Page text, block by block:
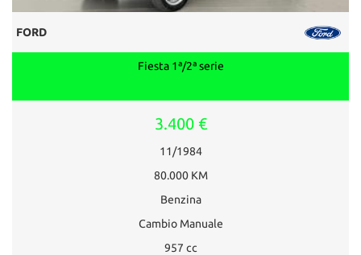
FORD
Fiesta 1ª/2ª serie
3.400 €
11/1984
80.000 KM
Benzina
Cambio Manuale
957 cc